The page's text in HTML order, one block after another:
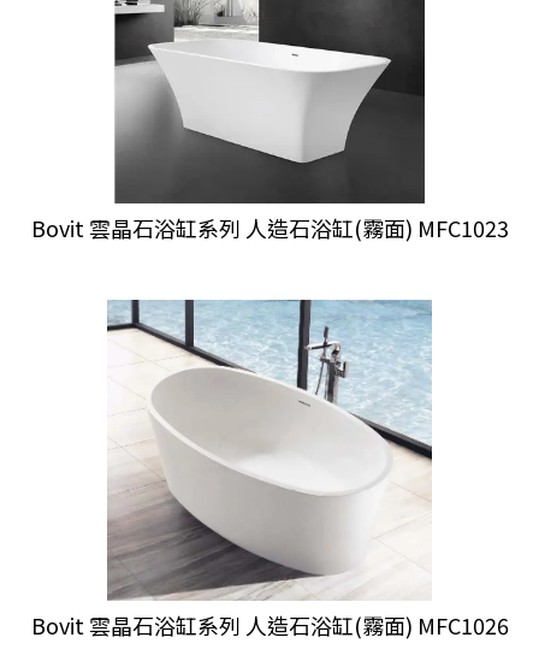
Bovit 雲晶石浴缸系列 人造石浴缸(霧面) MFC1023
Bovit 雲晶石浴缸系列 人造石浴缸(霧面) MFC1026